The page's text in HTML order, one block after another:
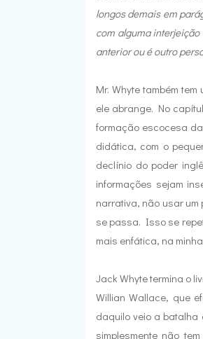
longos demais em
com alguma
anterior ou é outro
Mr. Whyte também
ele abrange. No
formação escocesa
didática, com o
declínio do poder
informações sejam
narrativa, não usar
se passa. Isso se
mais enfática, na
Jack Whyte termina o
Willian Wallace, que
daquilo veio a
simplesmente não